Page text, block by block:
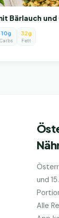
Bärlauch
10g
Carbs
32g
Fett
und
Alle